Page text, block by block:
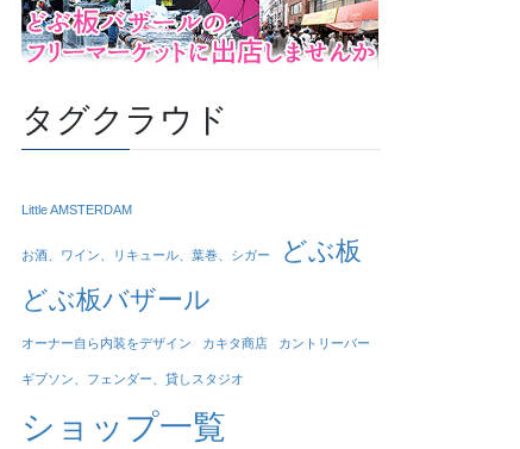
タグクラウド
Little AMSTERDAM
お酒、ワイン、リキュール、葉巻、シガー
どぶ板
どぶ板バザール
オーナー自ら内装をデザイン カキタ商店 カントリーバー
ギブソン、フェンダー、貸しスタジオ
ショップ一覧